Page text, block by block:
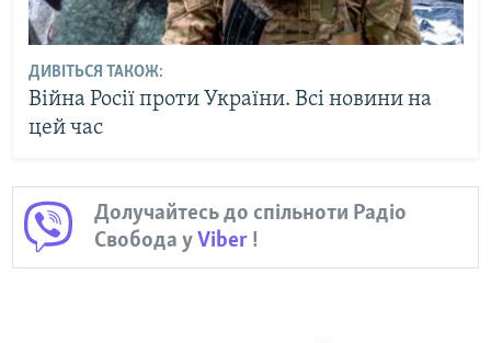
ДИВІТЬСЯ ТАКОЖ:
Війна Росії проти України. Всі новини на
цей час
Долучайтесь до спільноти Радіо
Свобода уViber !